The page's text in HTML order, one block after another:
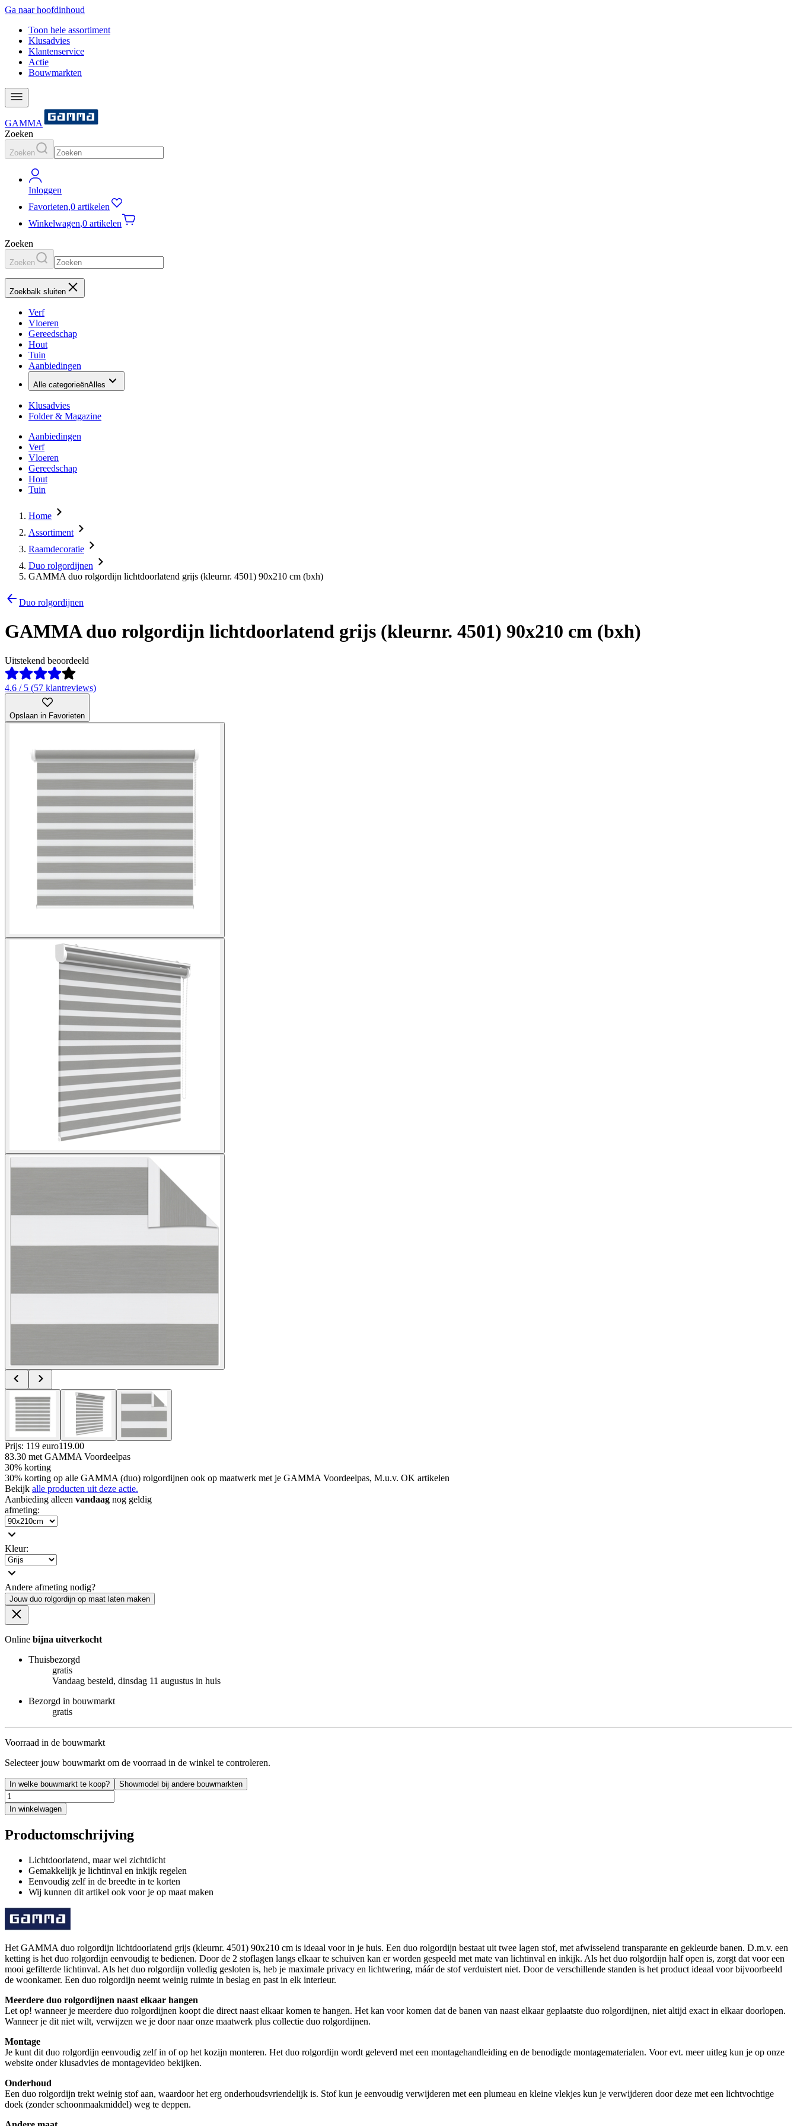
Ga naar hoofdinhoud
Toon hele assortiment
Klusadvies
Klantenservice
Actie
Bouwmarkten
GAMMA
Zoeken
Zoeken
Inloggen
Favorieten,0 artikelen
Winkelwagen,0 artikelen
Zoeken
Zoeken
Zoekbalk sluiten
Verf
Vloeren
Gereedschap
Hout
Tuin
Aanbiedingen
Alle categorieënAlles
Klusadvies
Folder & Magazine
Aanbiedingen
Verf
Vloeren
Gereedschap
Hout
Tuin
Home
Assortiment
Raamdecoratie
Duo rolgordijnen
GAMMA duo rolgordijn lichtdoorlatend grijs (kleurnr. 4501) 90x210 cm (bxh)
Duo rolgordijnen
GAMMA duo rolgordijn lichtdoorlatend grijs (kleurnr. 4501) 90x210 cm (bxh)
Uitstekend beoordeeld
4.6 / 5 (57 klantreviews)
Opslaan in Favorieten
Prijs: 119 euro119.00
83.30 met GAMMA Voordeelpas
30% korting
30% korting op alle GAMMA (duo) rolgordijnen ook op maatwerk met je GAMMA Voordeelpas, M.u.v. OK artikelen
Bekijk alle producten uit deze actie.
Aanbieding alleen vandaag nog geldig
afmeting:
Kleur:
Andere afmeting nodig?
Jouw duo rolgordijn op maat laten maken
Online bijna uitverkocht
Thuisbezorgd
gratis
Vandaag besteld, dinsdag 11 augustus in huis
Bezorgd in bouwmarkt
gratis
Voorraad in de bouwmarkt
Selecteer jouw bouwmarkt om de voorraad in de winkel te controleren.
In welke bouwmarkt te koop? Showmodel bij andere bouwmarkten
In winkelwagen
Productomschrijving
Lichtdoorlatend, maar wel zichtdicht
Gemakkelijk je lichtinval en inkijk regelen
Eenvoudig zelf in de breedte in te korten
Wij kunnen dit artikel ook voor je op maat maken
Het GAMMA duo rolgordijn lichtdoorlatend grijs (kleurnr. 4501) 90x210 cm is ideaal voor in je huis. Een duo rolgordijn bestaat uit twee lagen stof, met afwisselend transparante en gekleurde banen. D.m.v. een
ketting is het duo rolgordijn eenvoudig te bedienen. Door de 2 stoflagen langs elkaar te schuiven kan er worden gespeeld met mate van lichtinval en inkijk. Als het duo rolgordijn half open is, zorgt dat voor een
mooi gefilterde lichtinval. Als het duo rolgordijn volledig gesloten is, heb je maximale privacy en lichtwering, máár de stof verduistert niet. Door de verschillende standen is het product ideaal voor bijvoorbeeld
de woonkamer. Een duo rolgordijn neemt weinig ruimte in beslag en past in elk interieur.
Meerdere duo rolgordijnen naast elkaar hangen
Let op! wanneer je meerdere duo rolgordijnen koopt die direct naast elkaar komen te hangen. Het kan voor komen dat de banen van naast elkaar geplaatste duo rolgordijnen, niet altijd exact in elkaar doorlopen.
Wanneer je dit niet wilt, verwijzen we je door naar onze maatwerk plus collectie duo rolgordijnen.
Montage
Je kunt dit duo rolgordijn eenvoudig zelf in of op het kozijn monteren. Het duo rolgordijn wordt geleverd met een montagehandleiding en de benodigde montagematerialen. Voor evt. meer uitleg kun je op onze
website onder klusadvies de montagevideo bekijken.
Onderhoud
Een duo rolgordijn trekt weinig stof aan, waardoor het erg onderhoudsvriendelijk is. Stof kun je eenvoudig verwijderen met een plumeau en kleine vlekjes kun je verwijderen door deze met een lichtvochtige
doek (zonder schoonmaakmiddel) weg te deppen.